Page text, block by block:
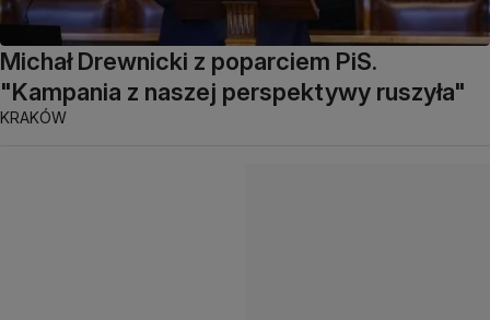
Michał Drewnicki z poparciem PiS.
"Kampania z naszej perspektywy ruszyła"
KRAKÓW